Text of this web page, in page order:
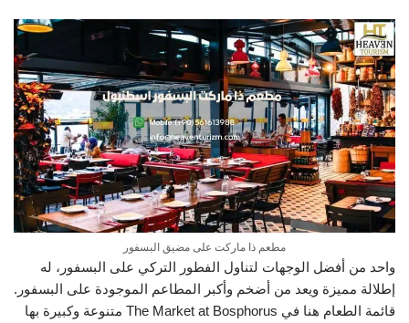
مطعم ذا ماركت على مضيق البسفور
واحد من أفضل الوجهات لتناول الفطور التركي على البسفور، له
إطلالة مميزة ويعد من أضخم وأكبر المطاعم الموجودة على البسفور.
قائمة الطعام هنا في The Market at Bosphorus متنوعة وكبيرة بها